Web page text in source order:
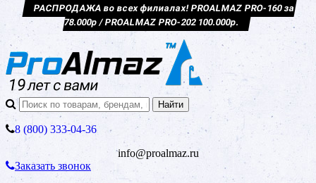
РАСПРОДАЖА во всех филиалах! PROALMAZ PRO-160 за
78.000р / PROALMAZ PRO-202 100.000р.
8 (800) 333-04-36
info@proalmaz.ru
Заказать звонок